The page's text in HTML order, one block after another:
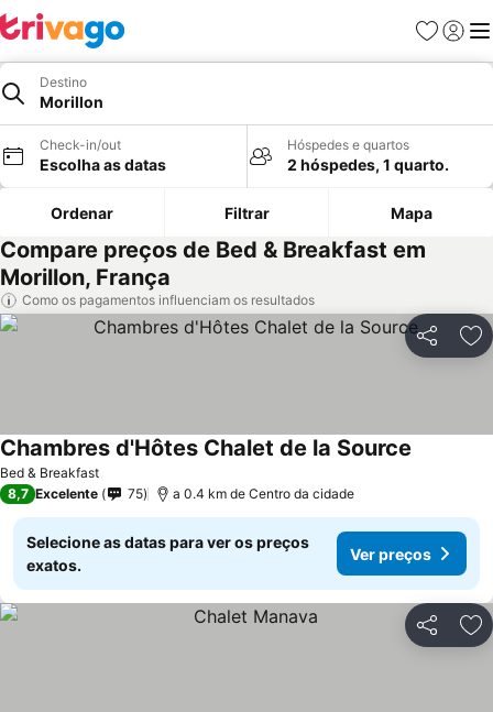
Favoritos
Iniciar
Destino
Morillon
Check-in/out
Escolha as datas
Hóspedes e quartos
2 hóspedes, 1 quarto.
Ordenar Filtrar Mapa
Compare preços de Bed & Breakfast em
Morillon, França
Como os pagamentos influenciam os resultados
Partilhar
Bed & Breakfast
Chambres d'Hôtes Chalet de la Source
8,7 Excelente 75 a 0.4 km de Centro da cidade
Selecione as datas para ver os preços
exatos.
Ver preços
Partilhar